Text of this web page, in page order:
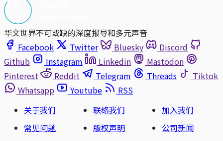
华文世界不可或缺的深度报导和多元声音
Facebook
Twitter Bluesky
Discord
Github
Instagram Linkedin
Mastodon
Pinterest
Reddit Telegram Threads
Tiktok
Whatsapp
Youtube
RSS
关于我们
联络我们
加入我们
常见问题
版权声明
公司新闻